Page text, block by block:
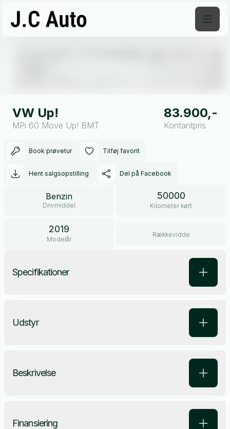
VW Up!
MPi 60 Move Up! BMT
83.900,-
Kontantpris
Book prøvetur Tilføj favorit
Hent salgsopstilling Del på Facebook
Benzin
Drivmiddel
50000
Kilometer kørt
2019
Modelår
Rækkevidde
Specifikationer
Udstyr
Beskrivelse
Finansiering